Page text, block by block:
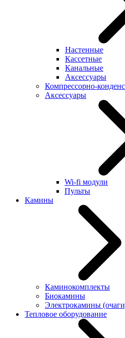
Настенные
Кассетные
Канальные
Аксессуары
Компрессорно-
Аксессуары
Wi-fi модули
Пульты
Камины
Каминокомплекты
Биокамины
Электрокамины
Тепловое оборудование